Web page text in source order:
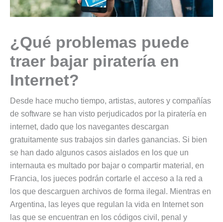
¿Qué problemas puede
traer bajar piratería en
Internet?
Desde hace mucho tiempo, artistas, autores y compañías
de software se han visto perjudicados por la piratería en
internet, dado que los navegantes descargan
gratuitamente sus trabajos sin darles ganancias. Si bien
se han dado algunos casos aislados en los que un
internauta es multado por bajar o compartir material, en
Francia, los jueces podrán cortarle el acceso a la red a
los que descarguen archivos de forma ilegal. Mientras en
Argentina, las leyes que regulan la vida en Internet son
las que se encuentran en los códigos civil, penal y